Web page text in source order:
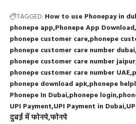
TAGGED: How to use Phonepay in
phonepe app Phonepe App Download
phonepe customer care phonepe
phonepe customer care number dubai
phonepe customer care number jaipur
phonepe customer care number UAE
phonepe download apk phonepe
Phonepe In Dubai phonepe login
UPI Payment UPI Payment in Dubai
दुबई में फोनपेफोनपे